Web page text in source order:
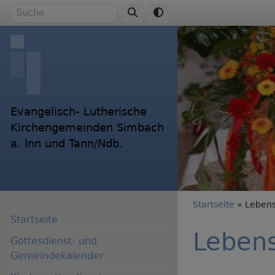
Direkt
Inhalt
Evangelisch- Lutherische
Kirchengemeinden Simbach
a. Inn und Tann/Ndb.
Startseite
Gottesdienst- und
Gemeindekalender
Startseite